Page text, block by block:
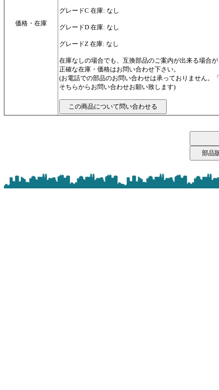
価格・在庫
グレードC 在庫: なし
グレードD 在庫: なし
グレードZ 在庫: なし
在庫なしの場合でも、互換部品のご案内が出来る場合
正確な在庫・価格はお問い合わせ下さい。
(お電話での部品のお問い合わせは承っておりません。
そちらからお問い合わせお願い致します)